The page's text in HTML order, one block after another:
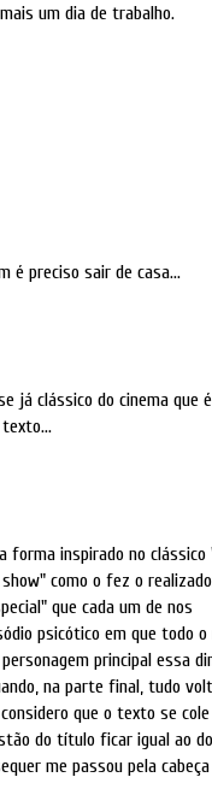
um dia de trabalho.
é preciso sair de casa...
já clássico do cinema que
forma inspirado no clássico
como o fez o
que cada um de nos
psicótico em que todo o
principal essa
na parte final, tudo
que o texto se
do título ficar igual ao
me passou pela